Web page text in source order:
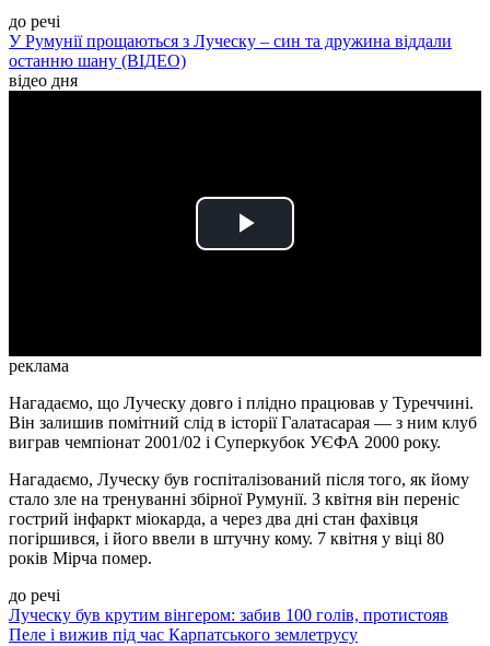
до речі
У Румунії прощаються з Луческу – син та дружина віддали
останню шану (ВІДЕО)
відео дня
Play
реклама
Нагадаємо, що Луческу довго і плідно працював у Туреччині.
Він залишив помітний слід в історії Галатасарая — з ним клуб
виграв чемпіонат 2001/02 і Суперкубок УЄФА 2000 року.
Нагадаємо, Луческу був госпіталізований після того, як йому
стало зле на тренуванні збірної Румунії. 3 квітня він переніс
гострий інфаркт міокарда, а через два дні стан фахівця
погіршився, і його ввели в штучну кому. 7 квітня у віці 80
років Мірча помер.
до речі
Луческу був крутим вінгером: забив 100 голів, протистояв
Пеле і вижив під час Карпатського землетрусу